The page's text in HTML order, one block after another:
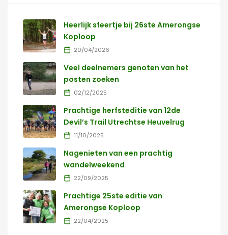
Heerlijk sfeertje bij 26ste Amerongse
Koploop
20/04/2026
Veel deelnemers genoten van het
posten zoeken
02/12/2025
Prachtige herfsteditie van 12de
Devil’s Trail Utrechtse Heuvelrug
11/10/2025
Nagenieten van een prachtig
wandelweekend
22/09/2025
Prachtige 25ste editie van
Amerongse Koploop
22/04/2025